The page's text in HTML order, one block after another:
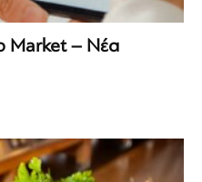
Market – Νέα